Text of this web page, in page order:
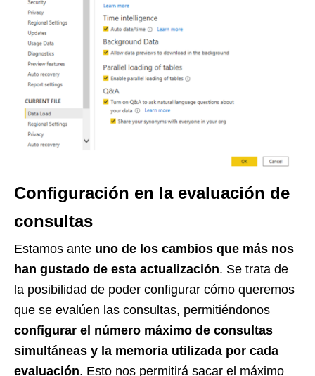
Configuración en la evaluación de
consultas
Estamos ante uno de los cambios que más nos
han gustado de esta actualización. Se trata de
la posibilidad de poder configurar cómo queremos
que se evalúen las consultas, permitiéndonos
configurar el número máximo de consultas
simultáneas y la memoria utilizada por cada
evaluación. Esto nos permitirá sacar el máximo